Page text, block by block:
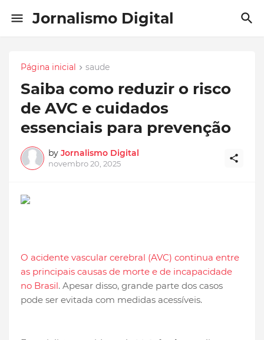
Jornalismo Digital
Página inicial saude
Saiba como reduzir o risco
de AVC e cuidados
essenciais para prevenção
by Jornalismo Digital
novembro 20, 2025
O acidente vascular cerebral (AVC) continua entre
as principais causas de morte e de incapacidade
no Brasil. Apesar disso, grande parte dos casos
pode ser evitada com medidas acessíveis.